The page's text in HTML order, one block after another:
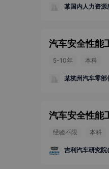
某国内人力资源
汽车安全性能
5-10年 本科
某杭州汽车零部
汽车安全性能
经验不限 本科
吉利汽车研究